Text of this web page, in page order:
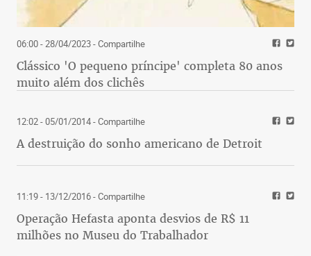
06:00 - 28/04/2023- Compartilhe
Clássico 'O pequeno príncipe' completa 80 anos
muito além dos clichês
12:02 - 05/01/2014- Compartilhe
A destruição do sonho americano de Detroit
11:19 - 13/12/2016- Compartilhe
Operação Hefasta aponta desvios de R$ 11
milhões no Museu do Trabalhador